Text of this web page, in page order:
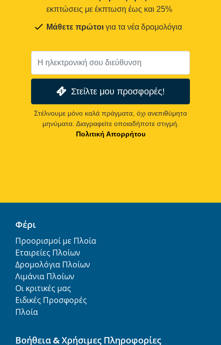
εκπτώσεις με έκπτωση έως και 25%
Μάθετε πρώτοι για τα νέα δρομολόγια
Στείλτε μου προσφορές!
Στέλνουμε μόνο καλά πράγματα, όχι ανεπιθύμητα
μηνύματα. Διαγραφείτε οποιαδήποτε στιγμή.
Πολιτική Απορρήτου
Φέρι
Προορισμοί με Πλοία
Εταιρείες Πλοίων
Δρομολόγια Πλοίων
Λιμάνια Πλοίων
Οι κριτικές μας
Ειδικές Προσφορές
Πλοία
Βοήθεια & Χρήσιμες Πληροφορίες